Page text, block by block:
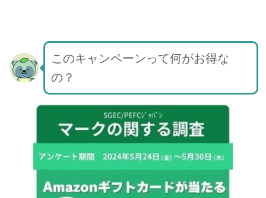
このキャンペーンって何がお得な
の？